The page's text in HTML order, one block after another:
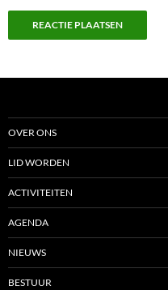
OVER ONS
LID WORDEN
ACTIVITEITEN
AGENDA
NIEUWS
BESTUUR